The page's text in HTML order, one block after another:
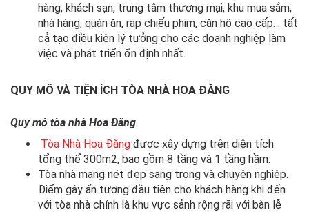
hàng, khách sạn, trung tâm thương mại, khu mua sắm,
nhà hàng, quán ăn, rạp chiếu phim, căn hộ cao cấp… tất
cả tạo điều kiện lý tưởng cho các doanh nghiệp làm
việc và phát triển ổn định nhất.
QUY MÔ VÀ TIỆN ÍCH TÒA NHÀ HOA ĐĂNG
Quy mô tòa nhà Hoa Đăng
Tòa Nhà Hoa Đăng được xây dựng trên diện tích
tổng thể 300m2, bao gồm 8 tầng và 1 tầng hầm.
Tòa nhà mang nét đẹp sang trọng và chuyên nghiệp.
Điểm gây ấn tượng đầu tiên cho khách hàng khi đến
với tòa nhà chính là khu vực sảnh rộng rãi với bàn lễ